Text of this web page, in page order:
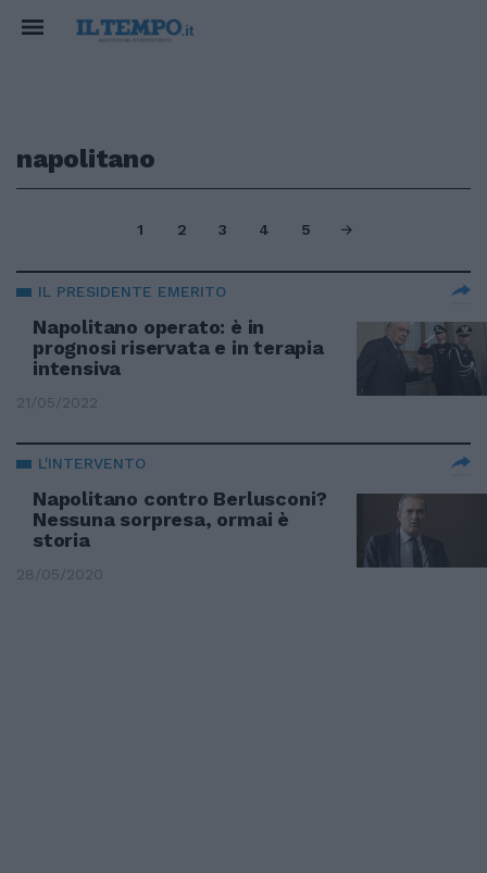
napolitano
1 2 3 4 5
IL PRESIDENTE EMERITO
Napolitano operato: è in
prognosi riservata e in terapia
intensiva
21/05/2022
L'INTERVENTO
Napolitano contro Berlusconi?
Nessuna sorpresa, ormai è
storia
28/05/2020